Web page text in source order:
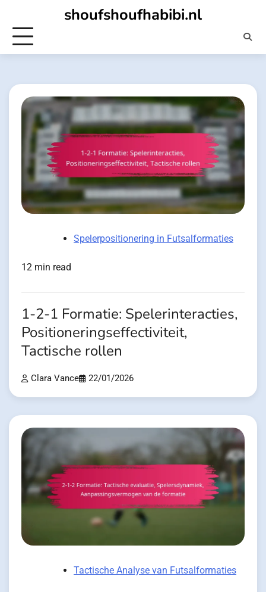
content
shoufshoufhabibi.nl
Spelerpositionering in Futsalformaties
12 min read
1-2-1 Formatie: Spelerinteracties,
Positioneringseffectiviteit,
Tactische rollen
Clara Vance 22/01/2026
Tactische Analyse van Futsalformaties